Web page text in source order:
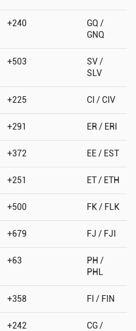
+240
GQ /
GNQ
+503
SV /
SLV
+225 CI / CIV
+291 ER / ERI
+372 EE / EST
+251 ET / ETH
+500 FK / FLK
+679 FJ / FJI
+63
PH /
PHL
+358 FI / FIN
+242
CG /